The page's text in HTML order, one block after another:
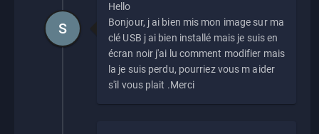
Hello
Bonjour, j ai bien mis mon image sur ma
clé USB j ai bien installé mais je suis en
écran noir j'ai lu comment modifier mais
la je suis perdu, pourriez vous m aider
s'il vous plait .Merci
S